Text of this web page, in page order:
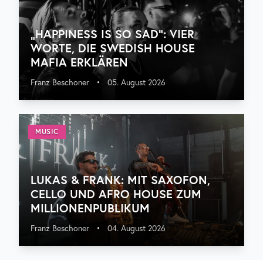
„HAPPINESS IS SO SAD“: VIER
WORTE, DIE SWEDISH HOUSE
MAFIA ERKLÄREN
Franz Beschoner • 05. August 2026
MUSIC
LUKAS & FRANK: MIT SAXOFON,
CELLO UND AFRO HOUSE ZUM
MILLIONENPUBLIKUM
Franz Beschoner • 04. August 2026